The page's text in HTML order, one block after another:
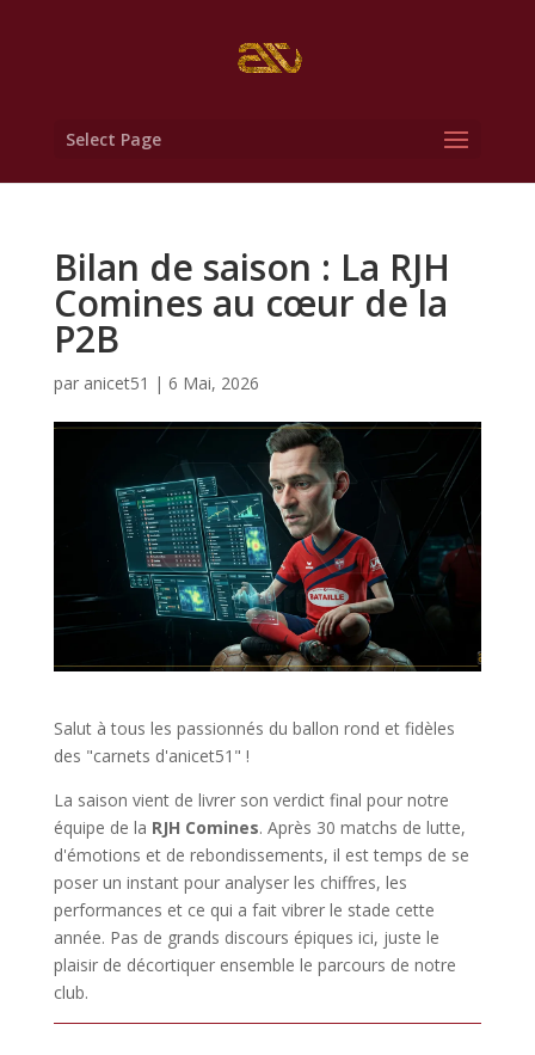
Select Page
Bilan de saison : La RJH
Comines au cœur de la
P2B
par anicet51 | 6 Mai, 2026
Salut à tous les passionnés du ballon rond et fidèles
des "carnets d'anicet51" !
La saison vient de livrer son verdict final pour notre
équipe de la RJH Comines. Après 30 matchs de lutte,
d'émotions et de rebondissements, il est temps de se
poser un instant pour analyser les chiffres, les
performances et ce qui a fait vibrer le stade cette
année. Pas de grands discours épiques ici, juste le
plaisir de décortiquer ensemble le parcours de notre
club.